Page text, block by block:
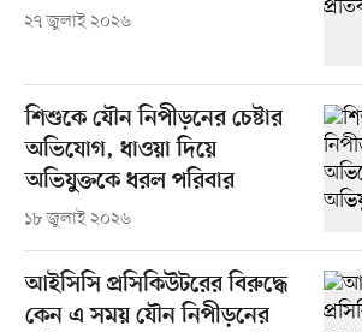
২৭ জুলাই ২০২৬
শিশুকে যৌন নিপীড়নের চেষ্টার
অভিযোগ, ধাওয়া দিয়ে
অভিযুক্তকে ধরল পরিবার
১৮ জুলাই ২০২৬
আইসিসি প্রসিকিউটরের বিরুদ্ধে
কেন এ সময় যৌন নিপীড়নের